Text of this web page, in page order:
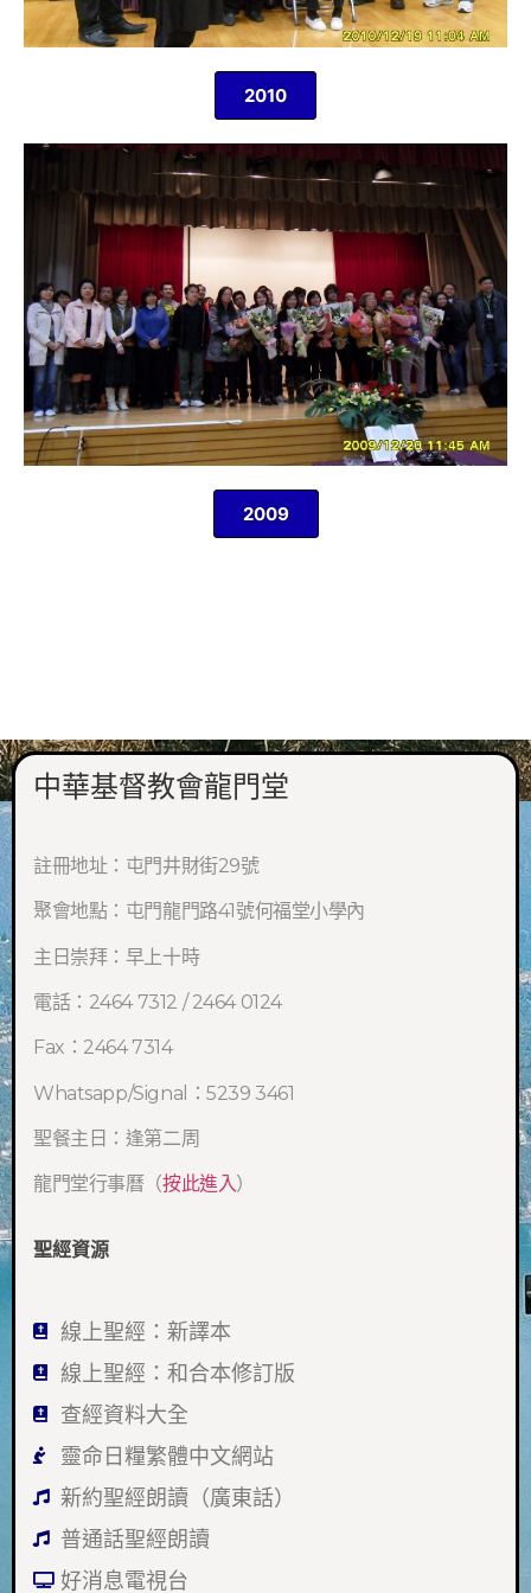
2010
2009
中華基督教會龍門堂
註冊地址：屯門井財街29號
聚會地點：屯門龍門路41號何福堂小學內
主日崇拜：早上十時
電話：2464 7312 / 2464 0124
Fax：2464 7314
Whatsapp/Signal：5239 3461
聖餐主日：逢第二周
龍門堂行事曆（按此進入）
聖經資源
線上聖經：新譯本
線上聖經：和合本修訂版
查經資料大全
靈命日糧繁體中文網站
新約聖經朗讀（廣東話）
普通話聖經朗讀
好消息電視台